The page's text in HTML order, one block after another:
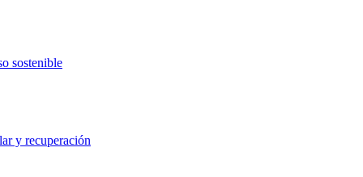
sostenible
y recuperación